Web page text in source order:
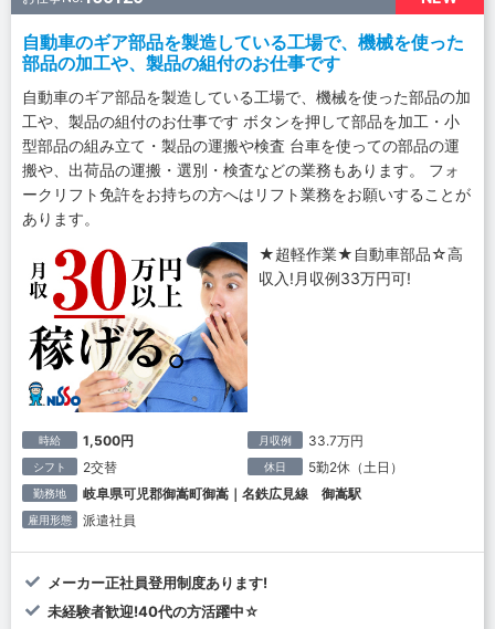
自動車のギア部品を製造している工場で、機械を使った
部品の加工や、製品の組付のお仕事です
自動車のギア部品を製造している工場で、機械を使った部品の加
工や、製品の組付のお仕事です ボタンを押して部品を加工・小
型部品の組み立て・製品の運搬や検査 台車を使っての部品の運
搬や、出荷品の運搬・選別・検査などの業務もあります。 フォ
ークリフト免許をお持ちの方へはリフト業務をお願いすることが
あります。
★超軽作業★自動車部品☆高
収入!月収例33万円可!
時給 1,500円 月収例 33.7万円
シフト 2交替 休日 5勤2休（土日）
勤務地 岐阜県可児郡御嵩町御嵩｜名鉄広見線 御嵩駅
雇用形態 派遣社員
メーカー正社員登用制度あります!
未経験者歓迎!40代の方活躍中☆